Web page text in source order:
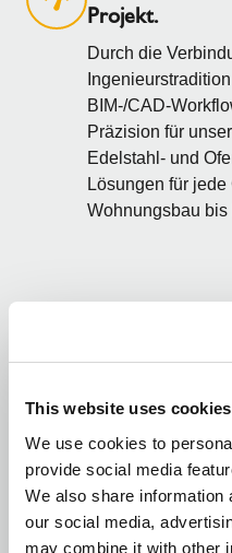
This website uses cookies
We use cookies to
provide social media
We also share information
our social media,
may combine it with other
Projekt.
Durch die
BIM-/CAD-
Präzision für
Edelstahl- und
Lösungen für
Wohnungsbau
Partnerschaft
Wir glauben nicht
sondern bieten
und einen
einer